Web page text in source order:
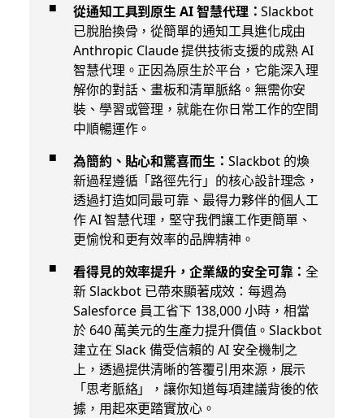
從通知工具到原生 AI 智慧代理：Slackbot
已脫胎換骨，從簡單的通知工具進化成由
Anthropic Claude 提供技術支援的成熟 AI
智慧代理。正因為原生於平台，它能深入理
解你的對話、畫板和清單脈絡。 無需你安
裝、學習或管理，就能在你日常工作的空間
中順暢運作。
為簡約、貼心和驚喜而生： Slackbot 的煥
新過程遵循「路徑先行」的核心設計理念，
透過打造如同最可靠、最得力夥伴的個人工
作 AI 智慧代理，堅守我們讓工作更簡單、
更愉悅和更有效率的品牌精神。
看得見的效率提升，企業級的安全可靠：全
新 Slackbot 已帶來顯著成效：每週為
Salesforce 員工省下 138,000 小時，相當
於 640 萬美元的生產力提升價值。Slackbot
建立在 Slack 備受信賴的 AI 安全機制之
上，透過提供清晰的答覆引用來源，展示
「思考脈絡」，讓你知道每項建議背後的依
據，用起來更踏實放心。